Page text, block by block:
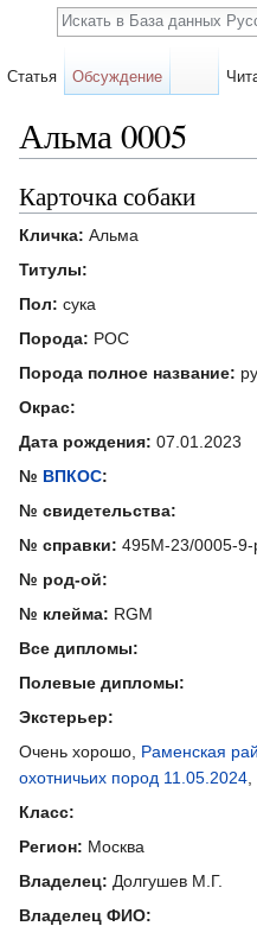
Альма 0005
Карточка собаки
Кличка: Альма
Титулы:
Пол: сука
Порода: РОС
Порода полное название:
Окрас:
Дата рождения: 07.01.2023
№ ВПКОС:
№ свидетельства:
№ справки: 495М-23/0005-9-
№ род-ой:
№ клейма: RGM
Все дипломы:
Полевые дипломы:
Экстерьер:
Очень хорошо, Раменская
охотничьих пород 11.05.2024
Класс:
Регион: Москва
Владелец: Долгушев М.Г.
Владелец ФИО:
Статья Обсуждение
Поиск